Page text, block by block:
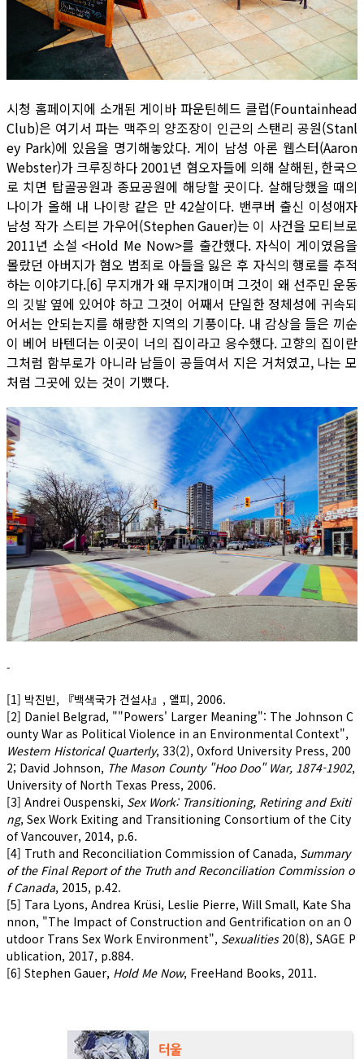
시청 홈페이지에 소개된 게이바 파운틴헤드 클럽(Fountainhead
Club)은 여기서 파는 맥주의 양조장이 인근의 스탠리 공원(Stanl
ey Park)에 있음을 명기해놓았다. 게이 남성 아론 웹스터(Aaron
Webster)가 크루징하다 2001년 혐오자들에 의해 살해된, 한국으
로 치면 탑골공원과 종묘공원에 해당할 곳이다. 살해당했을 때의
나이가 올해 내 나이랑 같은 만 42살이다. 밴쿠버 출신 이성애자
남성 작가 스티븐 가우어(Stephen Gauer)는 이 사건을 모티브로
2011년 소설 <Hold Me Now>를 출간했다. 자식이 게이였음을
몰랐던 아버지가 혐오 범죄로 아들을 잃은 후 자식의 행로를 추적
하는 이야기다.[6] 무지개가 왜 무지개이며 그것이 왜 선주민 운동
의 깃발 옆에 있어야 하고 그것이 어째서 단일한 정체성에 귀속되
어서는 안되는지를 해량한 지역의 기풍이다. 내 감상을 들은 끼순
이 베어 바텐더는 이곳이 너의 집이라고 응수했다. 고향의 집이란
그처럼 함부로가 아니라 남들이 공들여서 지은 거처였고, 나는 모
처럼 그곳에 있는 것이 기뻤다.
-
[1] 박진빈, 『백색국가 건설사』, 앨피, 2006.
[2] Daniel Belgrad, ""Powers' Larger Meaning": The Johnson C
ounty War as Political Violence in an Environmental Context",
Western Historical Quarterly, 33(2), Oxford University Press, 200
2; David Johnson, The Mason County "Hoo Doo" War, 1874-1902,
University of North Texas Press, 2006.
[3] Andrei Ouspenski, Sex Work: Transitioning, Retiring and Exiti
ng, Sex Work Exiting and Transitioning Consortium of the City
of Vancouver, 2014, p.6.
[4] Truth and Reconciliation Commission of Canada, Summary
of the Final Report of the Truth and Reconciliation Commission o
f Canada, 2015, p.42.
[5] Tara Lyons, Andrea Krüsi, Leslie Pierre, Will Small, Kate Sha
nnon, "The Impact of Construction and Gentrification on an O
utdoor Trans Sex Work Environment", Sexualities20(8), SAGE P
ublication, 2017, p.884.
[6] Stephen Gauer, Hold Me Now, FreeHand Books, 2011.